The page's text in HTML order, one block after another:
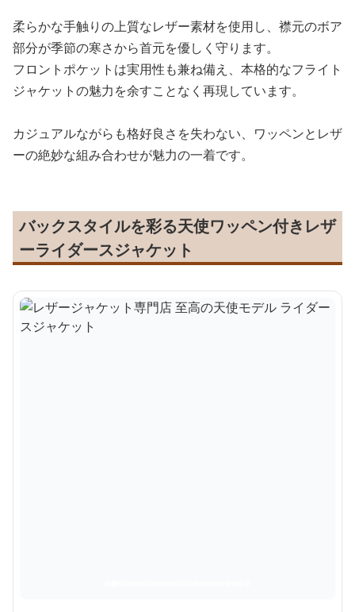
柔らかな手触りの上質なレザー素材を使用し、襟元のボア
部分が季節の寒さから首元を優しく守ります。
フロントポケットは実用性も兼ね備え、本格的なフライト
ジャケットの魅力を余すことなく再現しています。
カジュアルながらも格好良さを失わない、ワッペンとレザ
ーの絶妙な組み合わせが魅力の一着です。
バックスタイルを彩る天使ワッペン付きレザ
ーライダースジャケット